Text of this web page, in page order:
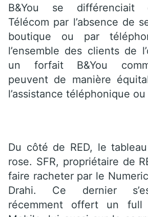
B&You se différenciait
Télécom par l’absence de
boutique ou par
l’ensemble des clients de
un forfait B&You
peuvent de manière
l’assistance téléphonique
Du côté de RED, le
rose. SFR, propriétaire de
faire racheter par le
Drahi. Ce dernier
récemment offert un full